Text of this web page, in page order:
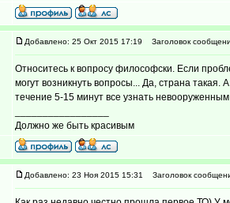
Добавлено: 25 Окт 2015 17:19 Заголовок
Относитесь к вопросу философски. Если
могут возникнуть вопросы... Да, страна
течение 5-15 минут все узнать
Должно же быть красивым
Добавлено: 23 Ноя 2015 15:31 Заголовок